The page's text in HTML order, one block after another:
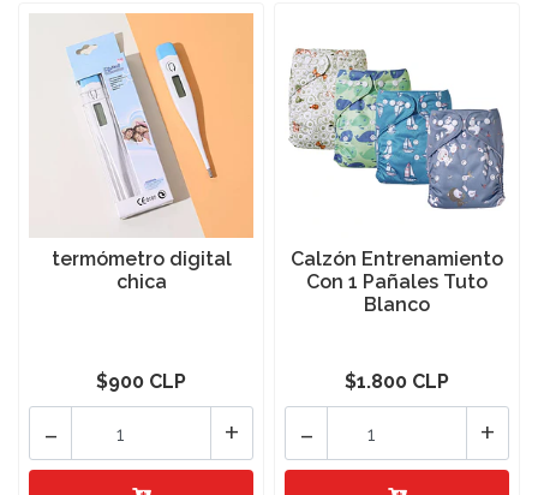
termómetro digital
chica
$900 CLP
+
-
Calzón Entrenamiento
Con 1 Pañales Tuto
Blanco
$1.800 CLP
+
-